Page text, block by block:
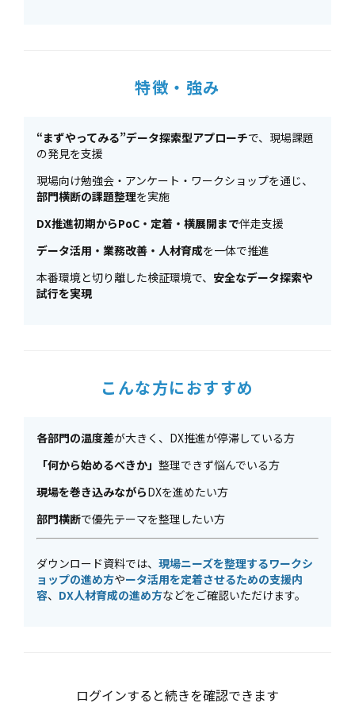
特徴・強み
“まずやってみる”データ探索型アプローチで、現場課題
の発見を支援
現場向け勉強会・アンケート・ワークショップを通じ、
部門横断の課題整理を実施
DX推進初期からPoC・定着・横展開まで伴走支援
データ活用・業務改善・人材育成を一体で推進
本番環境と切り離した検証環境で、 安全なデータ探索や
試行を実現
こんな方におすすめ
各部門の温度差が大きく、DX推進が停滞している方
「何から始めるべきか」 整理できず悩んでいる方
現場を巻き込みながらDXを進めたい方
部門横断で優先テーマを整理したい方
ダウンロード資料では、 現場ニーズを整理するワークシ
ョップの進め方やータ活用を定着させるための支援内
容、 DX人材育成の進め方などをご確認いただけます。
ログインすると続きを確認できます